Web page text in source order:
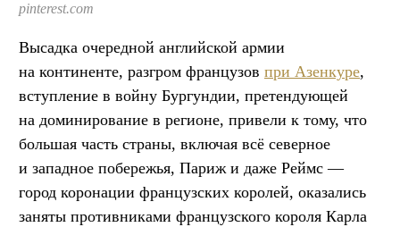
pinterest.com
Высадка очередной английской армии
на континенте, разгром французов при Азенкуре,
вступление в войну Бургундии, претендующей
на доминирование в регионе, привели к тому, что
большая часть страны, включая всё северное
и западное побережья, Париж и даже Реймс —
город коронации французских королей, оказались
заняты противниками французского короля Карла